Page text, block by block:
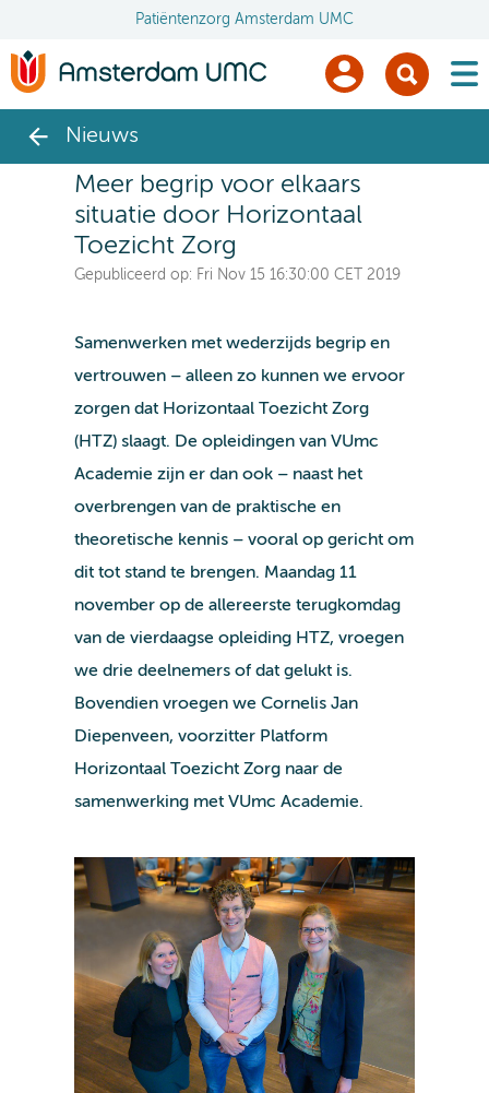
Patiëntenzorg Amsterdam UMC
Nieuws
Meer begrip voor elkaars
situatie door Horizontaal
Toezicht Zorg
Gepubliceerd op: Fri Nov 15 16:30:00 CET 2019
Samenwerken met wederzijds begrip en
vertrouwen – alleen zo kunnen we ervoor
zorgen dat Horizontaal Toezicht Zorg
(HTZ) slaagt. De opleidingen van VUmc
Academie zijn er dan ook – naast het
overbrengen van de praktische en
theoretische kennis – vooral op gericht om
dit tot stand te brengen. Maandag 11
november op de allereerste terugkomdag
van de vierdaagse opleiding HTZ, vroegen
we drie deelnemers of dat gelukt is.
Bovendien vroegen we Cornelis Jan
Diepenveen, voorzitter Platform
Horizontaal Toezicht Zorg naar de
samenwerking met VUmc Academie.